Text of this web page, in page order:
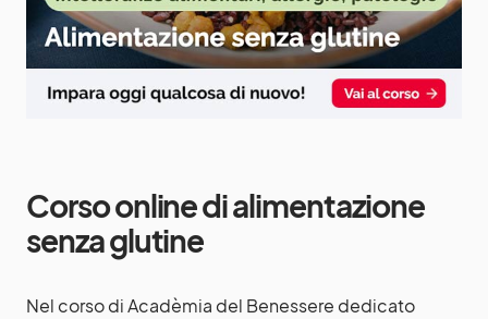
Corso online di alimentazione
senza glutine
Nel corsodi Acadèmia del Benessere dedicato